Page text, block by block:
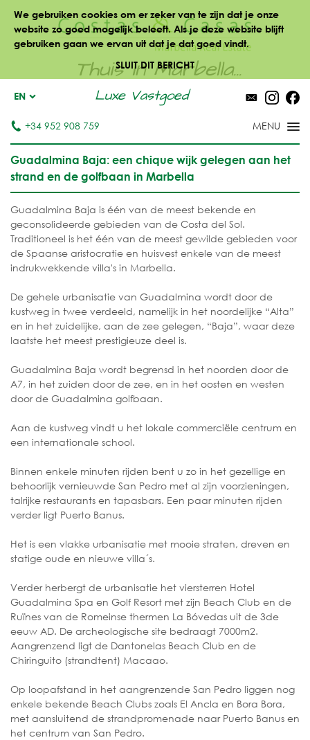
We gebruiken cookies om er zeker van te zijn dat je onze
website zo goed mogelijk beleeft. Als je deze website blijft
gebruiken gaan we ervan uit dat je dat goed vindt.
SLUIT DIT BERICHT
Thuis in Marbella...
Luxe Vastgoed
EN
+34 952 908 759
Guadalmina Baja: een chique wijk gelegen aan het
strand en de golfbaan in Marbella
Guadalmina Baja is één van de meest bekende en
geconsolideerde gebieden van de Costa del Sol.
Traditioneel is het één van de meest gewilde gebieden voor
de Spaanse aristocratie en huisvest enkele van de meest
indrukwekkende villa's in Marbella.
De gehele urbanisatie van Guadalmina wordt door de
kustweg in twee verdeeld, namelijk in het noordelijke “Alta”
en in het zuidelijke, aan de zee gelegen, “Baja”, waar deze
laatste het meest prestigieuze deel is.
Guadalmina Baja wordt begrensd in het noorden door de
A7, in het zuiden door de zee, en in het oosten en westen
door de Guadalmina golfbaan.
Aan de kustweg vindt u het lokale commerciële centrum en
een internationale school.
Binnen enkele minuten rijden bent u zo in het gezellige en
behoorlijk vernieuwde San Pedro met al zijn voorzieningen,
talrijke restaurants en tapasbars. Een paar minuten rijden
verder ligt Puerto Banus.
Het is een vlakke urbanisatie met mooie straten, dreven en
statige oude en nieuwe villa´s.
Verder herbergt de urbanisatie het viersterren Hotel
Guadalmina Spa en Golf Resort met zijn Beach Club en de
Ruïnes van de Romeinse thermen La Bóvedas uit de 3de
eeuw AD. De archeologische site bedraagt 7000m2.
Aangrenzend ligt de Dantonelas Beach Club en de
Chiringuito (strandtent) Macaao.
Op loopafstand in het aangrenzende San Pedro liggen nog
enkele bekende Beach Clubs zoals El Ancla en Bora Bora,
met aansluitend de strandpromenade naar Puerto Banus en
het centrum van San Pedro.